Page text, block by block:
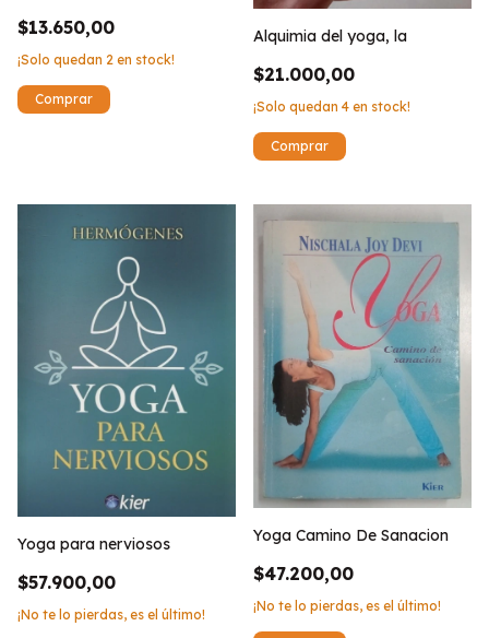
$13.650,00
¡Solo quedan 2 en stock!
Alquimia del yoga, la
$21.000,00
¡Solo quedan 4 en stock!
Yoga para nerviosos
$57.900,00
¡No te lo pierdas, es el último!
Yoga Camino De Sanacion
$47.200,00
¡No te lo pierdas, es el último!